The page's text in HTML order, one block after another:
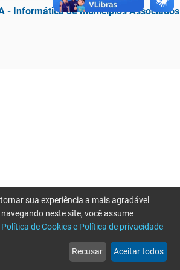
- Informática de Municípios Associados
web
Notícias
more_horiz
Mais
sua experiência a mais agradável
neste site, você assume
Política de Cookies e Política de privacidade
Recusar Aceitar todos
por favor tente novamente